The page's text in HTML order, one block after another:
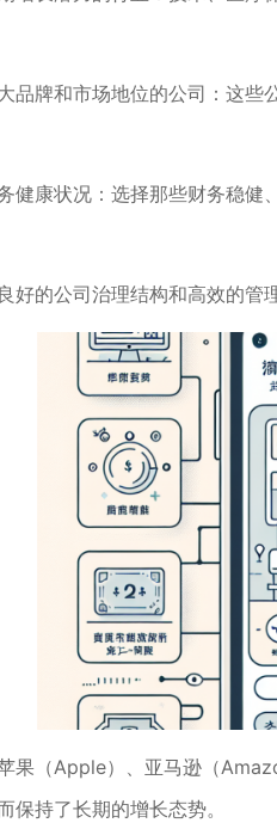
品牌和市场地位的公司：这些
健康状况：选择那些财务稳健
好的公司治理结构和高效的管
果（Apple）、亚马逊（
保持了长期的增长态势。